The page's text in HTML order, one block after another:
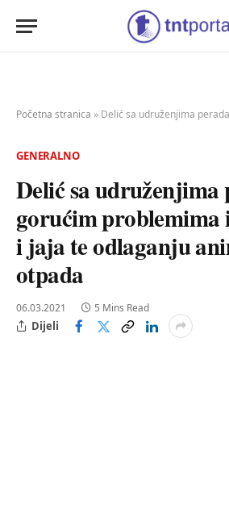
Početna stranica » Delić sa udruženjima peradara o gorućim problemima
GENERALNO
Delić sa udruženjima
gorućim problemima
i jaja te odlaganju
otpada
06.03.2021 5 Mins Read
Dijeli